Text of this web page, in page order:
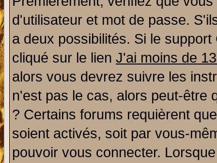
d'utilisateur et mot de passe.
a deux possibilités. Si le
cliqué sur le lien J'ai moins de
alors vous devrez suivre les
n'est pas le cas, alors peut-être
? Certains forums requièrent
soient activés, soit par vous-
pouvoir vous connecter.